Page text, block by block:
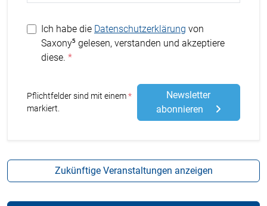
Ich habe die Datenschutzerklärung von
Saxony⁵ gelesen, verstanden und akzeptiere
diese.
Pflichtfelder sind mit einem Stern
markiert.
Newsletter
abonnieren
Zukünftige Veranstaltungen anzeigen